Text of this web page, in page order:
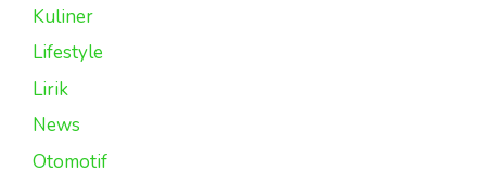
Kuliner
Lifestyle
Lirik
News
Otomotif